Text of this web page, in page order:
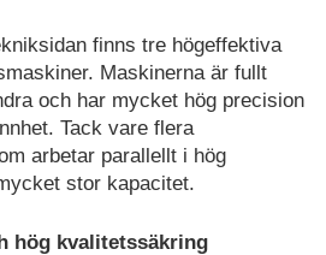
finns tre högeffektiva
Maskinerna är fullt
och har mycket hög precision
Tack vare flera
arbetar parallellt i hög
stor kapacitet.
hög kvalitetssäkring